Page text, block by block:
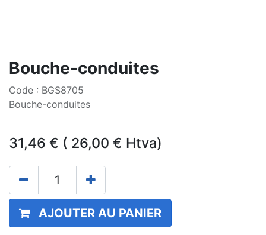
Bouche-conduites
Code : BGS8705
Bouche-conduites
31,46 € ( 26,00 € Htva)
AJOUTER AU PANIER